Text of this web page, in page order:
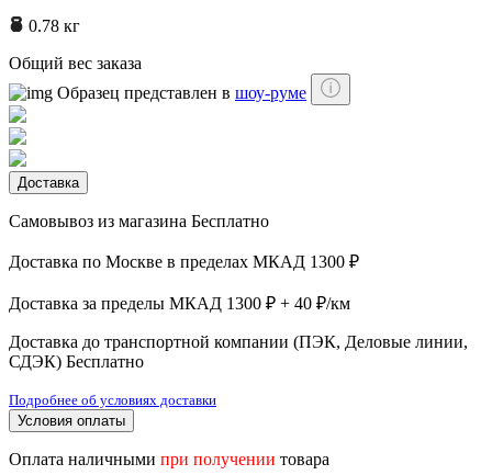
0.78 кг
Общий вес заказа
Образец представлен в шоу-руме
Доставка
Самовывоз из магазина Бесплатно
Доставка по Москве в пределах МКАД 1300 ₽
Доставка за пределы МКАД 1300 ₽ + 40 ₽/км
Доставка до транспортной компании (ПЭК, Деловые линии,
СДЭК) Бесплатно
Подробнее об условиях доставки
Условия оплаты
Оплата наличными при получении товара